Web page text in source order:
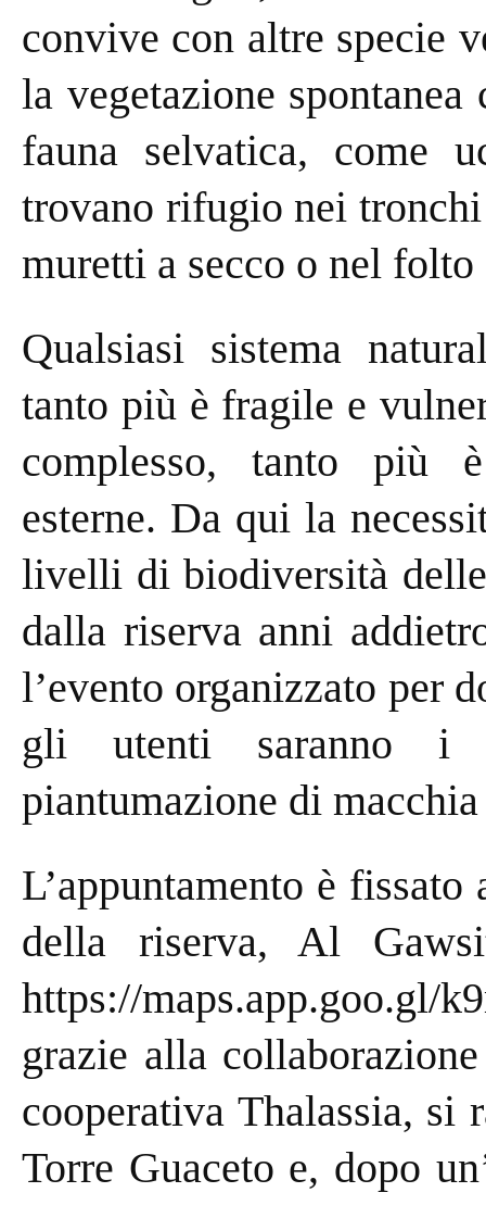
convive con altre specie
la vegetazione
fauna selvatica, come
trovano rifugio nei
muretti a secco o nel
Qualsiasi sistema
tanto più è fragile e
complesso, tanto più
esterne. Da qui la
livelli di biodiversità
dalla riserva anni
l’evento organizzato per
gli utenti saranno i
piantumazione di
L’appuntamento è
della riserva, Al
https://
grazie alla
cooperativa Thalassia, si
Torre Guaceto e, dopo